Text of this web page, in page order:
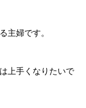
主婦です。
上手くなりたいで